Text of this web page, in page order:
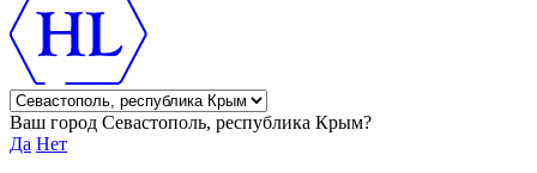
Ваш город Севастополь, республика Крым?
Да Нет